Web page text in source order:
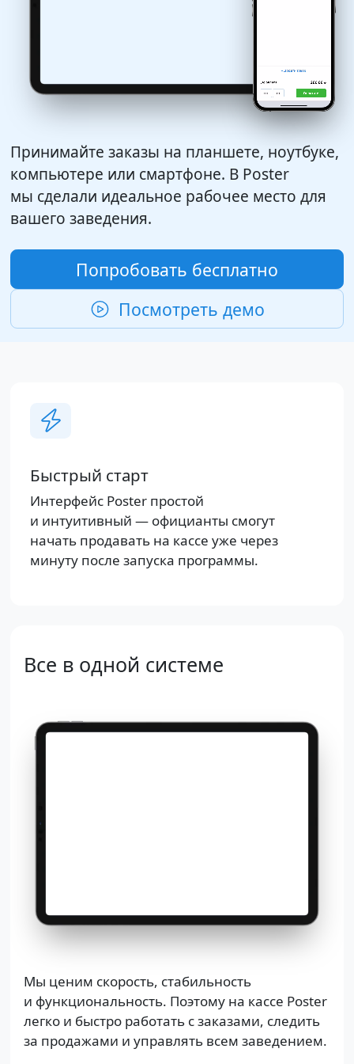
Принимайте заказы на планшете, ноутбуке,
компьютере или смартфоне. В Poster
мы сделали идеальное рабочее место для
вашего заведения.
Попробовать бесплатно
Посмотреть демо
Быстрый старт
Интерфейс Poster простой
и интуитивный — официанты смогут
начать продавать на кассе уже через
минуту после запуска программы.
Все в одной системе
Мы ценим скорость, стабильность
и функциональность. Поэтому на кассе Poster
легко и быстро работать с заказами, следить
за продажами и управлять всем заведением.